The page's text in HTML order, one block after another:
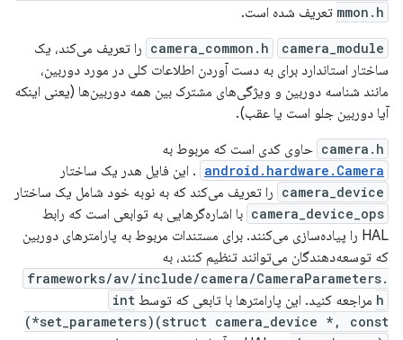
mmon.h تعریف شده است.
camera_common.h camera_module
را تعریف می‌کند، یک
ساختار استاندارد برای به دست آوردن اطلاعات کلی در مورد دوربین،
مانند شناسه دوربین و ویژگی‌های مشترک بین همه دوربین‌ها (یعنی اینکه
آیا دوربین جلو است یا عقب).
camera.h حاوی کدی است که مربوط به
android.hardware.Camera . این فایل هدر یک ساختار
camera_device را تعریف می‌کند که به نوبه خود شامل یک ساختار
camera_device_ops با اشاره‌گرهایی به توابعی است که رابط
HAL را پیاده‌سازی می‌کنند. برای مستندات مربوط به پارامترهای دوربین
که توسعه‌دهندگان می‌توانند تنظیم کنند، به
frameworks/av/include/camera/CameraParameters.
h مراجعه کنید. این پارامترها با تابعی که توسط int
(*set_parameters)(struct camera_device *, const